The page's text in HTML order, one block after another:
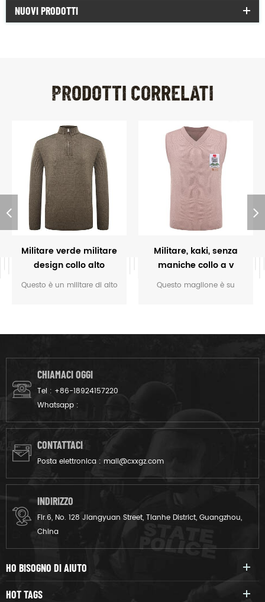
NUOVI PRODOTTI
PRODOTTI CORRELATI
Militare verde militare
design collo alto
esercito maglione di
Questo è un militare di alto
uniforme .
Militare, kaki, senza
maniche collo a v
maglione Nigeria
Questo maglione è su
lato posteriore, con NIS logo
CHIAMACI OGGI
Tel : +86-18924157220
Whatsapp :
CONTATTACI
Posta elettronica : mail@cxxgz.com
INDIRIZZO
Flr.6, No. 128 Jiangyuan Street, Tianhe District, Guangzhou,
China
HO BISOGNO DI AIUTO
HOT TAGS